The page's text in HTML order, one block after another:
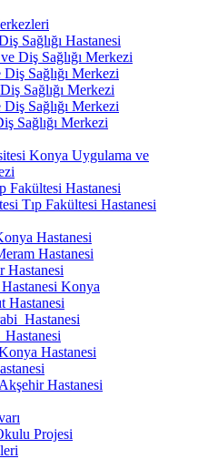
Sağlığı Hastanesi
Diş Sağlığı Merkezi
Sağlığı Merkezi
Sağlığı Merkezi
Sağlığı Merkezi
Sağlığı Merkezi
Konya Uygulama ve
Fakültesi Hastanesi
Tıp Fakültesi Hastanesi
Hastanesi
Hastanesi
Hastanesi
Konya
Hastanesi
Hastanesi
Hastanesi
Hastanesi
Projesi